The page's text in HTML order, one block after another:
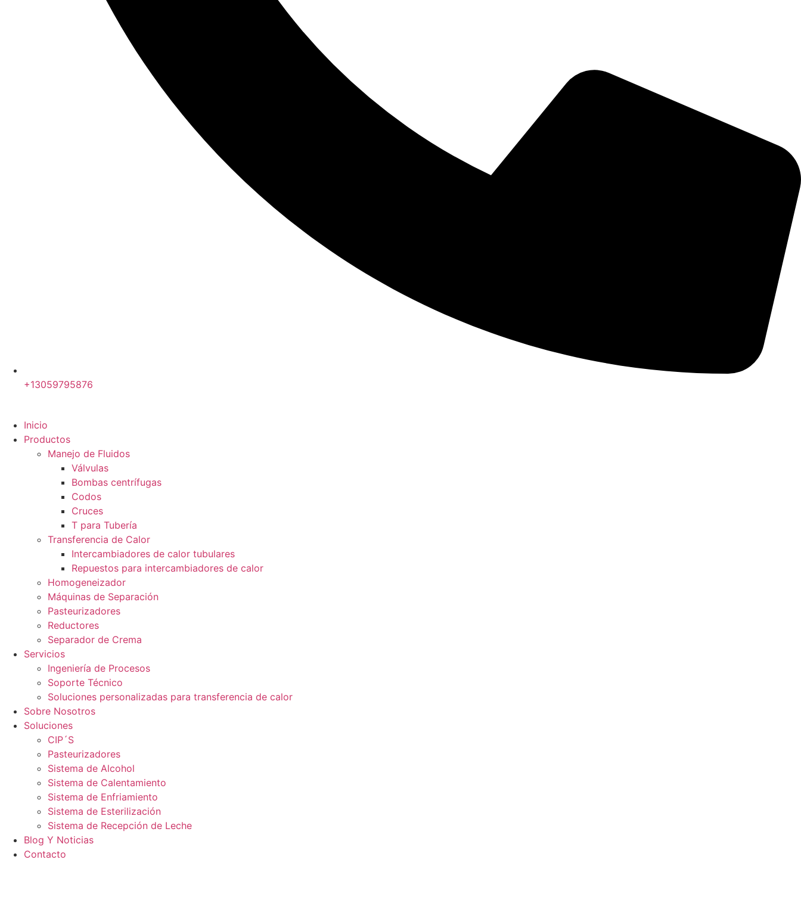
+13059795876
Inicio
Productos
Manejo de Fluidos
Válvulas
Bombas centrífugas
Codos
Cruces
T para Tubería
Transferencia de Calor
Intercambiadores de calor tubulares
Repuestos para intercambiadores de calor
Homogeneizador
Máquinas de Separación
Pasteurizadores
Reductores
Separador de Crema
Servicios
Ingeniería de Procesos
Soporte Técnico
Soluciones personalizadas para transferencia de calor
Sobre Nosotros
Soluciones
CIP´S
Pasteurizadores
Sistema de Alcohol
Sistema de Calentamiento
Sistema de Enfriamiento
Sistema de Esterilización
Sistema de Recepción de Leche
Blog Y Noticias
Contacto